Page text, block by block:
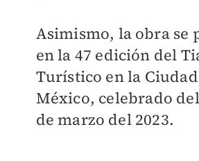
Asimismo, la obra se
en la 47 edición del
Turístico en la
México, celebrado
de marzo del 2023.